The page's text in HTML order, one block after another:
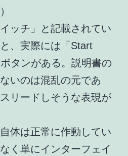
ッチ」と記載されてい
、実際には「Start
タンがある。説明書の
いのは混乱の元であ
リードしそうな表現が
体は正常に作動してい
く単にインターフェイ